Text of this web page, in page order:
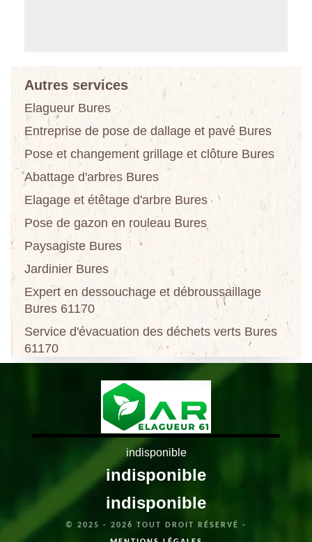
Autres services
Elagueur Bures
Entreprise de pose de dallage et pavé Bures
Pose et changement grillage et clôture Bures
Abattage d'arbres Bures
Elagage et étêtage d'arbre Bures
Pose de gazon en rouleau Bures
Paysagiste Bures
Jardinier Bures
Expert en dessouchage et débroussaillage
Bures 61170
Service d'évacuation des déchets verts Bures
61170
indisponible
indisponible
indisponible
© 2025 - 2026 TOUT DROIT RÉSERVÉ -